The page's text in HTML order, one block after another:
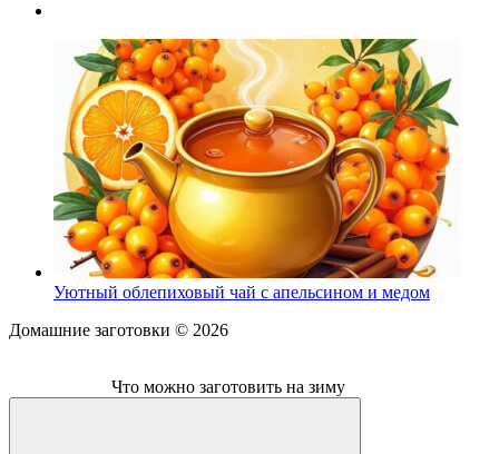
Уютный облепиховый чай с апельсином и медом
Домашние заготовки © 2026
Что можно заготовить на зиму